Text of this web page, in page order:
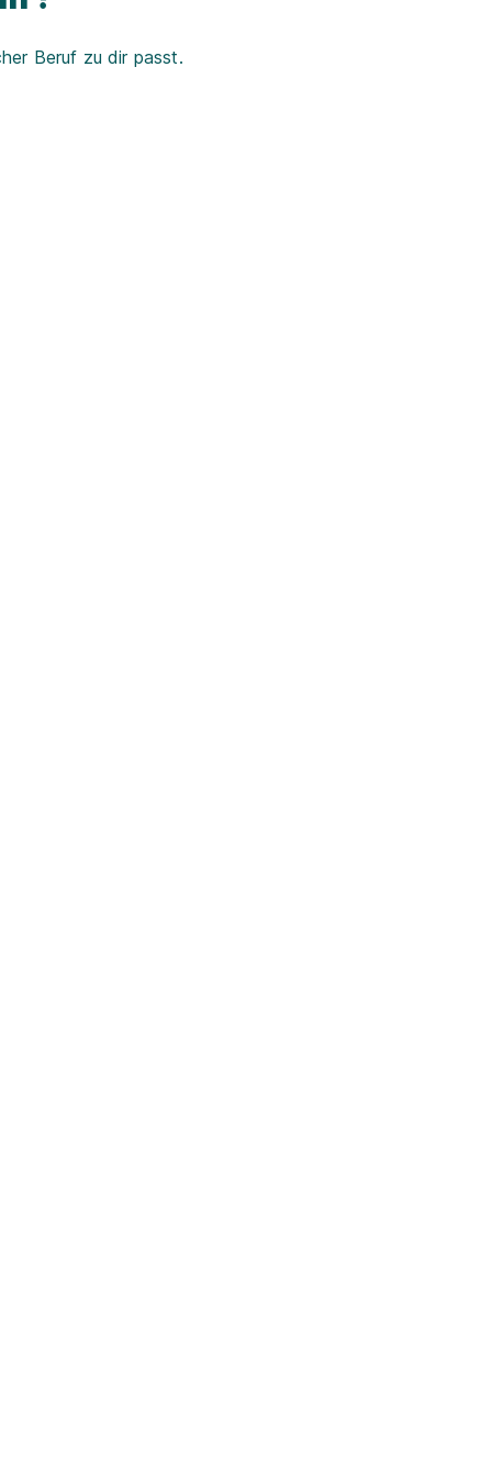
Beruf zu dir passt.